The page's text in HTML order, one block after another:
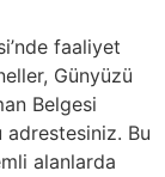
faaliyet
Günyüzü
Belgesi
Bu
alanlarda